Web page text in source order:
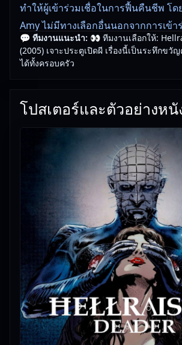
ทำให้ผู้เข้าร่วมเชื่อในการฟื้นคืนชีพ โด
Amy ไม่มีทางเลือกอื่นนอกจากการเข้
จะเจอกับสิ่งใดที่ทำให้เธอช็อค ซึ่งเป็นแ
💬 ทีมงานแนะนำ: 👀 ทีมงานเลือกให้:
(2005) เจาะประตูเปิดผี เรื่องนี้เป็นระทึกข
ได้ทั้งครอบครัว
โปสเตอร์และตัวอย่างหนั